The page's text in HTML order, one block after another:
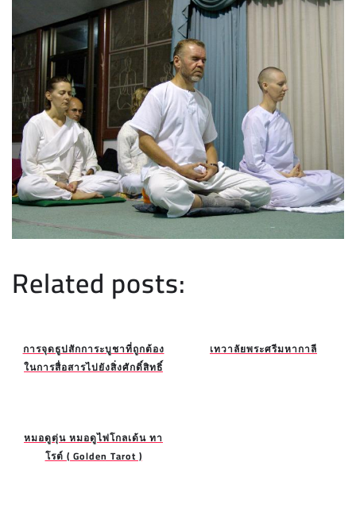
Related posts:
การจุดธูปสักการะบูชาที่ถูกต้อง
ในการสื่อสารไปยังสิ่งศักดิ์สิทธิ์
เทวาลัยพระศรีมหากาลี
หมอดูตุ่น หมอดูไพ่โกลเด้น ทา
โรต์ ( Golden Tarot )